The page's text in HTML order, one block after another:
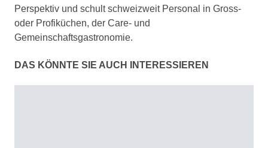
Perspektiv und schult schweizweit Personal in Gross-
oder Profiküchen, der Care- und
Gemeinschaftsgastronomie.
DAS KÖNNTE SIE AUCH INTERESSIEREN